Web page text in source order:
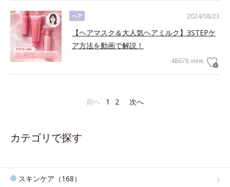
2024/08/23
ヘア
【ヘアマスク＆大人気ヘアミルク】3STEPケ
ア方法を動画で解説！
48678 view
前へ 1 2 次へ
カテゴリで探す
スキンケア（168）